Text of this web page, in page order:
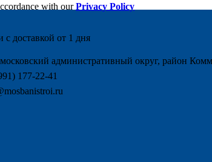
with ourPrivacy Policy
доставкой от 1 дня
административный округ, район
177-22-41